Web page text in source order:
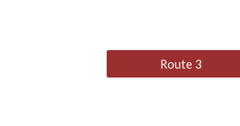
Route 3